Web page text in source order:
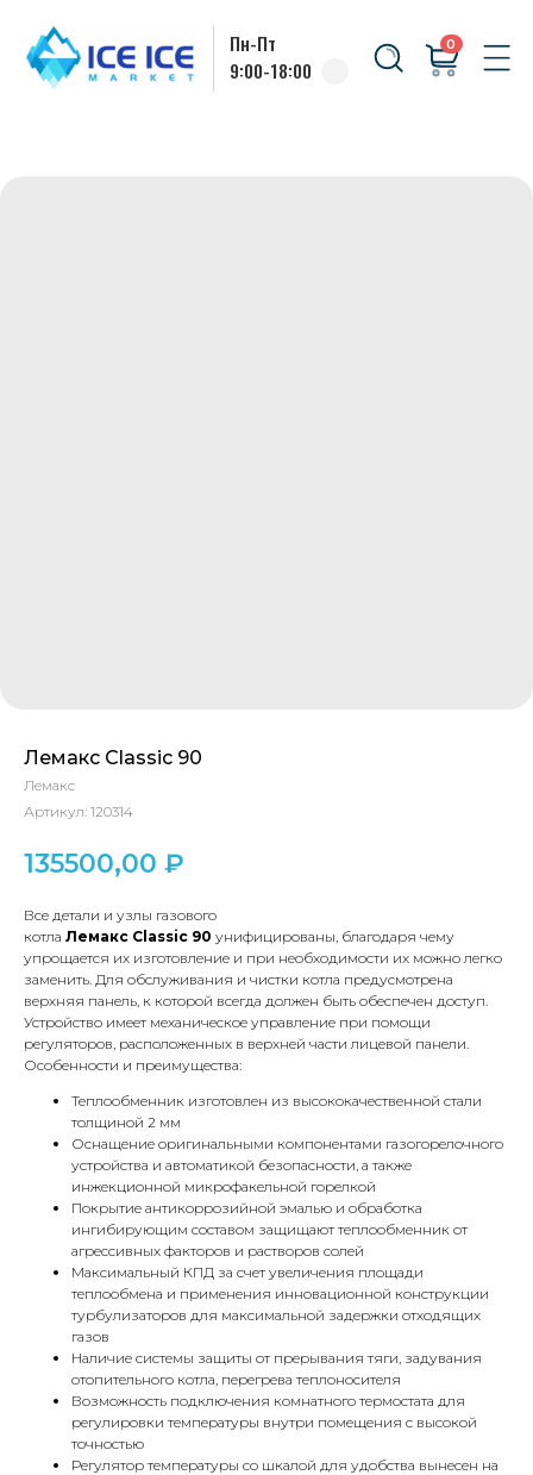
9:00-18:00
Лемакс Classic 90
Лемакс
Артикул: 120314
135500,00 ₽
Все детали и узлы газового
котла Лемакс Classic 90 унифицированы, благодаря чему
упрощается их изготовление и при необходимости их можно легко
заменить. Для обслуживания и чистки котла предусмотрена
верхняя панель, к которой всегда должен быть обеспечен доступ.
Устройство имеет механическое управление при помощи
регуляторов, расположенных в верхней части лицевой панели.
Особенности и преимущества:
Теплообменник изготовлен из высококачественной стали
толщиной 2 мм
Оснащение оригинальными компонентами газогорелочного
устройства и автоматикой безопасности, а также
инжекционной микрофакельной горелкой
Покрытие антикоррозийной эмалью и обработка
ингибирующим составом защищают теплообменник от
агрессивных факторов и растворов солей
Максимальный КПД за счет увеличения площади
теплообмена и применения инновационной конструкции
турбулизаторов для максимальной задержки отходящих
газов
Наличие системы защиты от прерывания тяги, задувания
отопительного котла, перегрева теплоносителя
Возможность подключения комнатного термостата для
регулировки температуры внутри помещения с высокой
точностью
Регулятор температуры со шкалой для удобства вынесен на
КОНТАКТЫ